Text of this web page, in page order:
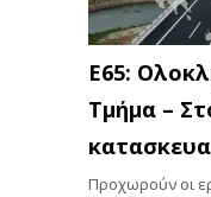
Ε65:
Τμήμα –
Προχωρούν οι